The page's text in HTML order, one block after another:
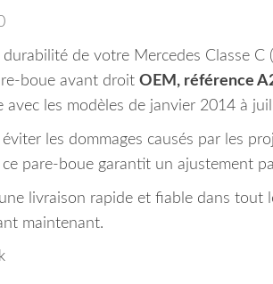
durabilité de votre Mercedes Classe C
boue avant droit OEM, référence
avec les modèles de janvier 2014 à
éviter les dommages causés par les
ce pare-boue garantit un ajustement
livraison rapide et fiable dans tout
maintenant.